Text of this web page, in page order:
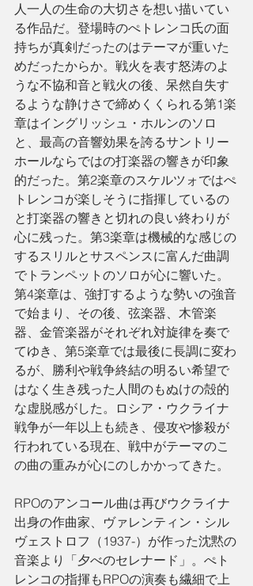
人一人の生命の大切さを想い描いてい
る作品だ。登場時のぺトレンコ氏の面
持ちが真剣だったのはテーマが重いた
めだったからか。戦火を表す怒涛のよ
うな不協和音と戦火の後、呆然自失す
るような静けさで締めくくられる第1楽
章はイングリッシュ・ホルンのソロ
と、最高の音響効果を誇るサントリー
ホールならではの打楽器の響きが印象
的だった。第2楽章のスケルツォではぺ
トレンコが楽しそうに指揮しているの
と打楽器の響きと切れの良い終わりが
心に残った。第3楽章は機械的な感じの
するスリルとサスペンスに富んだ曲調
でトランペットのソロが心に響いた。
第4楽章は、強打するような勢いの強音
で始まり、その後、弦楽器、木管楽
器、金管楽器がそれぞれ対旋律を奏で
てゆき、第5楽章では最後に長調に変わ
るが、勝利や戦争終結の明るい希望で
はなく生き残った人間のもぬけの殻的
な虚脱感がした。ロシア・ウクライナ
戦争が一年以上も続き、侵攻や惨殺が
行われている現在、戦中がテーマのこ
の曲の重みが心にのしかかってきた。
RPOのアンコール曲は再びウクライナ
出身の作曲家、ヴァレンティン・シル
ヴェストロフ（1937-）が作った沈黙の
音楽より「夕べのセレナード」。ぺト
レンコの指揮もRPOの演奏も繊細で上